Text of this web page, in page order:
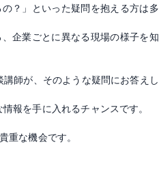
？」といった疑問を抱える方は多
企業ごとに異なる現場の様子を知
師が、そのような疑問にお答えし
報を手に入れるチャンスです。
重な機会です。